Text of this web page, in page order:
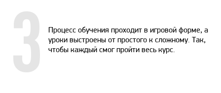
3
Процесс обучения проходит в игровой форме, а
уроки выстроены от простого к сложному. Так,
чтобы каждый смог пройти весь курс.